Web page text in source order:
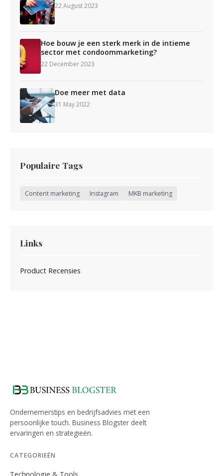
22 August 2023
Hoe bouw je een sterk merk in de intieme
sector met condoommarketing?
22 December 2023
Doe meer met data
31 May 2022
Populaire Tags
Content marketing Instagram MKB marketing
Links
Product Recensies
Ondernemerstips en bedrijfsadvies met een
persoonlijke touch. Business Blogster deelt
ervaringen en strategieën.
CATEGORIEËN